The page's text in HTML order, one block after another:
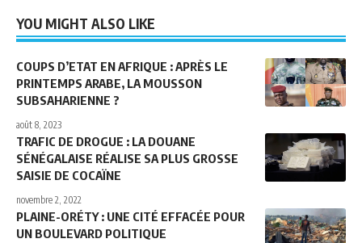
YOU MIGHT ALSO LIKE
COUPS D’ETAT EN AFRIQUE : APRÈS LE
PRINTEMPS ARABE, LA MOUSSON
SUBSAHARIENNE ?
août 8, 2023
TRAFIC DE DROGUE : LA DOUANE
SÉNÉGALAISE RÉALISE SA PLUS GROSSE
SAISIE DE COCAÏNE
novembre 2, 2022
PLAINE-ORÉTY : UNE CITÉ EFFACÉE POUR
UN BOULEVARD POLITIQUE